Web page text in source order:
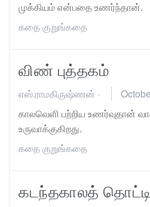
முக்கியம் என்பதை உணர்ந்தான்.
கதைகுறுங்கதை
விண் புத்தகம்
எஸ்.ராமகிருஷ்ணன் ·
காலவெளி பற்றிய உணர்வுதான்
உருவாக்குகிறது.
கதைகுறுங்கதை
கடந்தகாலத்